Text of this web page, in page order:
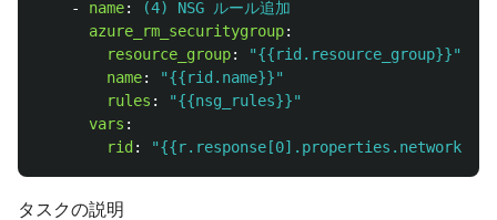
-
name:
(4) NSG ルール追加
azure_rm_securitygroup:
resource_group: "{{rid.resource_group}}"
name: "{{rid.name}}"
rules : "{{nsg_rules}}"
vars :
rid: "
タスクの説明